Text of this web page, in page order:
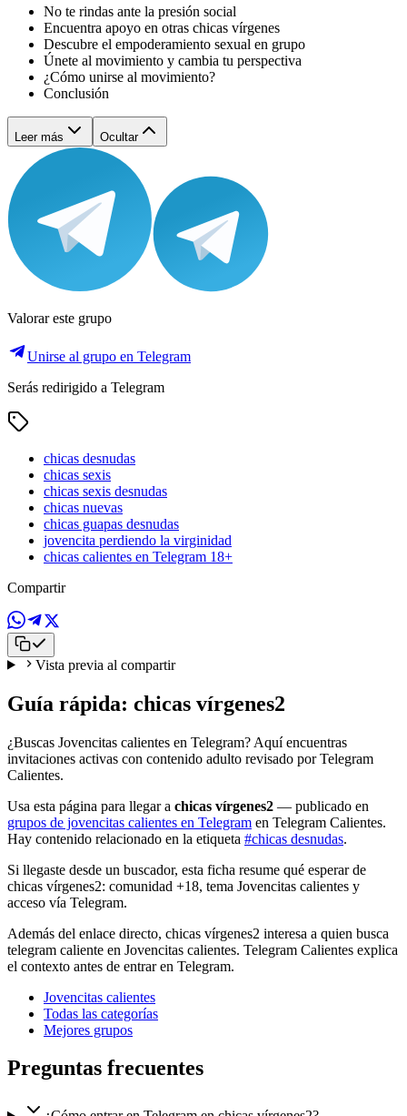
No te rindas ante la presión social
Encuentra apoyo en otras chicas vírgenes
Descubre el empoderamiento sexual en grupo
Únete al movimiento y cambia tu perspectiva
¿Cómo unirse al movimiento?
Conclusión
Leer más Ocultar
Valorar este grupo
Unirse al grupo en Telegram
Serás redirigido a Telegram
chicas desnudas
chicas sexis
chicas sexis desnudas
chicas nuevas
chicas guapas desnudas
jovencita perdiendo la virginidad
chicas calientes en Telegram 18+
Compartir
Vista previa al compartir
Guía rápida: chicas vírgenes2
¿Buscas Jovencitas calientes en Telegram? Aquí encuentras
invitaciones activas con contenido adulto revisado por Telegram
Calientes.
Usa esta página para llegar a chicas vírgenes2 — publicado en
grupos de jovencitas calientes en Telegram en Telegram Calientes.
Hay contenido relacionado en la etiqueta #chicas desnudas.
Si llegaste desde un buscador, esta ficha resume qué esperar de
chicas vírgenes2: comunidad +18, tema Jovencitas calientes y
acceso vía Telegram.
Además del enlace directo, chicas vírgenes2 interesa a quien busca
telegram caliente en Jovencitas calientes. Telegram Calientes explica
el contexto antes de entrar en Telegram.
Jovencitas calientes
Todas las categorías
Mejores grupos
Preguntas frecuentes